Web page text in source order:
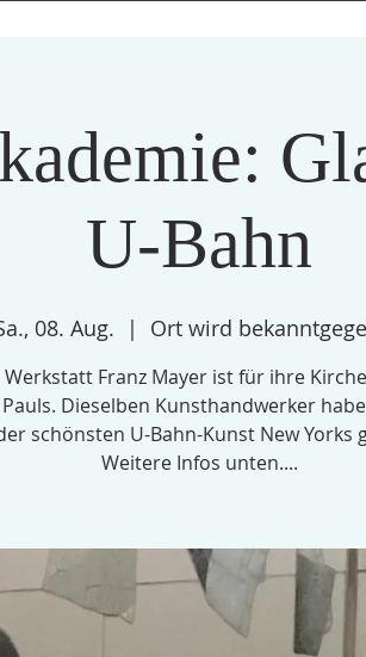
U-Bahn
08. Aug.
  |
Ort wird
Franz Mayer ist für ihre
Dieselben Kunsthandwerker
schönsten U-Bahn-Kunst New Yorks
Weitere Infos unten....